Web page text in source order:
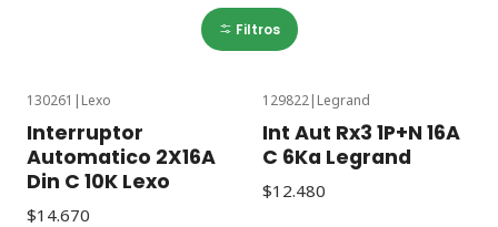
Filtros
130261 | Lexo
Interruptor
Automatico 2X16A
Din C 10K Lexo
$14.670
129822| Legrand
Int Aut Rx3 1P+N 16A
C 6Ka Legrand
$12.480